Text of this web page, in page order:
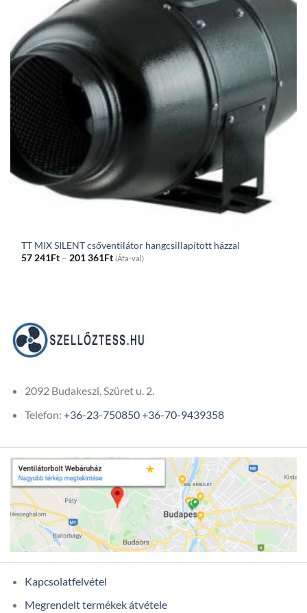
TT MIX SILENT csőventilátor hangcsillapított házzal
57 241Ft – 201 361FtPrice
range:
(Áfa-val)
2092 Budakeszi, Szüret u. 2.
Telefon: +36-23-750850+36-70-9439358
Kapcsolatfelvétel
Megrendelt termékek átvétele